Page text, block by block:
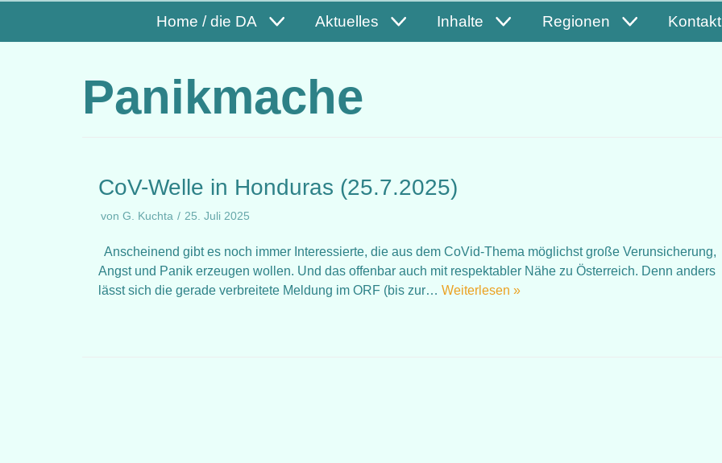
Home / die DA Aktuelles Inhalte Regionen Kontakt
Panikmache
CoV-Welle in Honduras (25.7.2025)
von G. Kuchta 25. Juli 2025
Anscheinend gibt es noch immer Interessierte, die aus dem CoVid-Thema möglichst große Verunsicherung,
Angst und Panik erzeugen wollen. Und das offenbar auch mit respektabler Nähe zu Österreich. Denn anders
lässt sich die gerade verbreitete Meldung im ORF (bis zur… Weiterlesen »